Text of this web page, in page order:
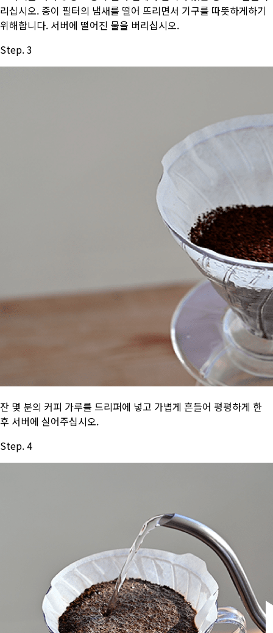
리십시오. 종이 필터의 냄새를 떨어 뜨리면서 기구를 따뜻하게하기
위해합니다. 서버에 떨어진 물을 버리십시오.
Step. 3
잔 몇 분의 커피 가루를 드리퍼에 넣고 가볍게 흔들어 평평하게 한
후 서버에 실어주십시오.
Step. 4